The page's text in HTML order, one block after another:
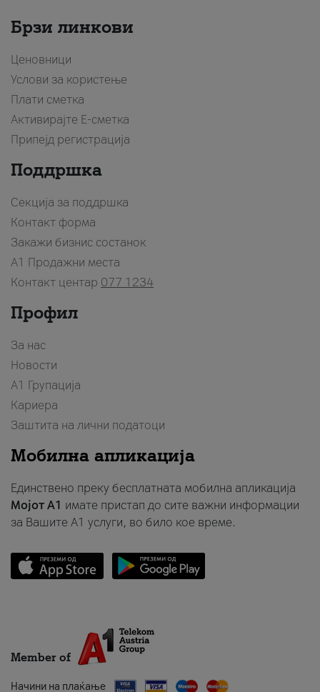
Брзи линкови
Ценовници
Услови за користење
Плати сметка
Активирајте Е-сметка
Припејд регистрација
Поддршка
Секција за поддршка
Контакт форма
Закажи бизнис состанок
A1 Продажни места
Контакт центар 077 1234
Профил
За нас
Новости
А1 Групација
Кариера
Заштита на лични податоци
Мобилна апликација
Единствено преку бесплатната мобилна апликација
Мојот A1 имате пристап до сите важни информации
за Вашите A1 услуги, во било кое време.
Member of
Начини на плаќање